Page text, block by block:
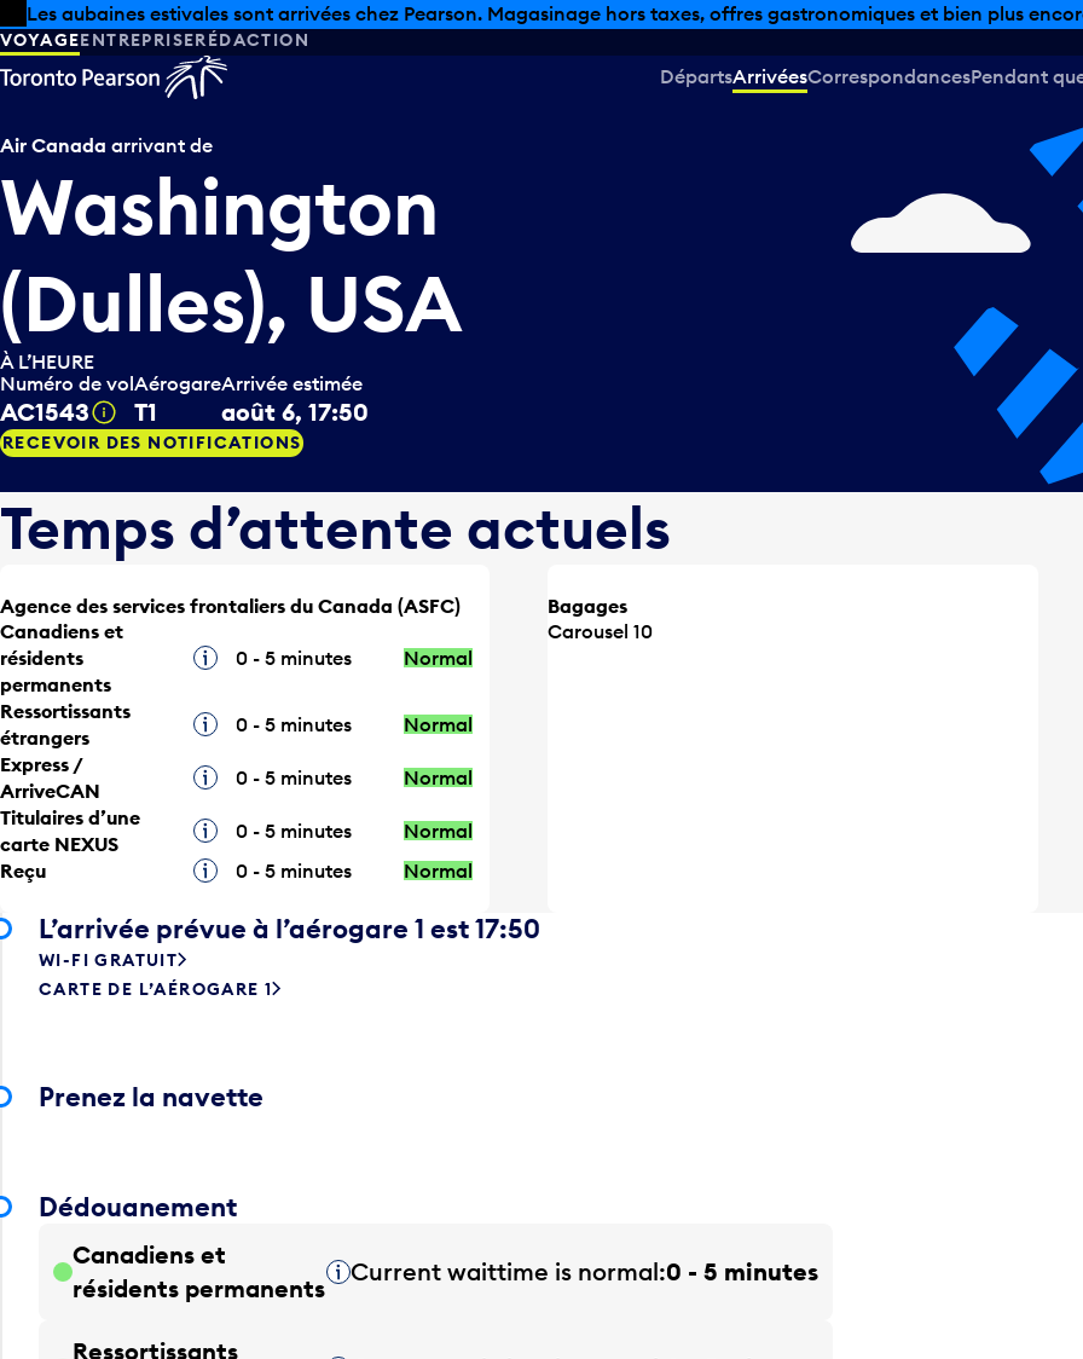
Skip to offers
Passer au contenu principal
Les aubaines estivales sont arrivées chez Pearson. Magasinage hors taxes, offres gastronomiques et bien plus
VOYAGEENTREPRISERÉDACTION
DépartsArrivéesCorrespondancesPendant
Air Canada arrivant de
Washington
(Dulles), USA
À L’HEURE
Numéro de vol
AC1543 Infobulle
Aérogare
T1
Arrivée estimée
août 6, 17:50
RECEVOIR DES NOTIFICATIONS
Temps d’attente actuels
Agence des services frontaliers du Canada (ASFC)
Canadiens et
résidents
permanents
Infobulle0 - 5 minutes Normal
Ressortissants
étrangers
Infobulle0 - 5 minutes
Normal
Express /
ArriveCAN
Infobulle0 - 5 minutes
Normal
Titulaires d’une
carte NEXUS
Infobulle0 - 5 minutes
Normal
Reçu
Infobulle0 - 5 minutes Normal
Bagages
Carousel 10
L’arrivée prévue à l’aérogare 1 est 17:50
WI-FI GRATUIT
CARTE DE L’AÉROGARE 1
Prenez la navette
Dédouanement
Canadiens et
résidents permanentsInfobulle
Current waittime is normal 0 - 5 minutes
Ressortissants